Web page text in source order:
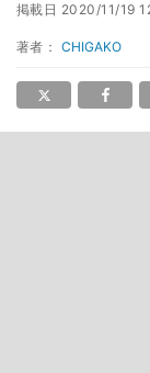
掲載日 2020/11/19
著者： CHIGAKO